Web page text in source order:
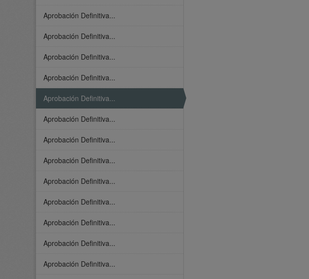
Aprobación Definitiva...
Aprobación Definitiva...
Aprobación Definitiva...
Aprobación Definitiva...
Aprobación Definitiva...
Aprobación Definitiva...
Aprobación Definitiva...
Aprobación Definitiva...
Aprobación Definitiva...
Aprobación Definitiva...
Aprobación Definitiva...
Aprobación Definitiva...
Aprobación Definitiva...